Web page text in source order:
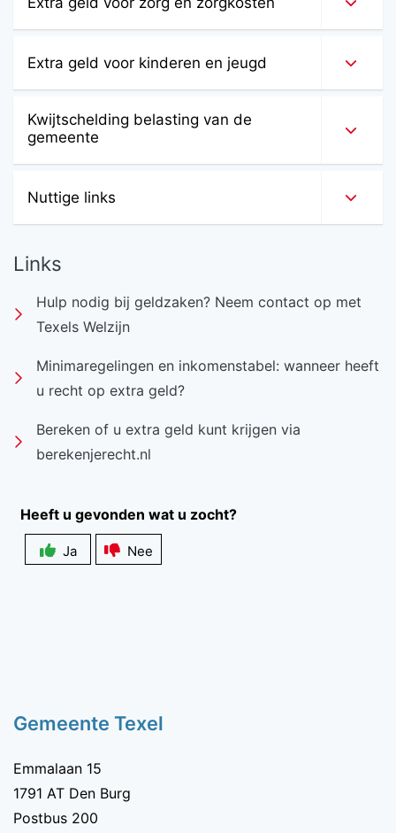
Extra geld voor kinderen en jeugd
Kwijtschelding belasting van de
gemeente
Nuttige links
Links
Hulp nodig bij geldzaken? Neem contact op met
Texels Welzijn
Minimaregelingen en inkomenstabel: wanneer heeft
u recht op extra geld?
Bereken of u extra geld kunt krijgen via
berekenjerecht.nl
Heeft u gevonden wat u zocht?
Ja Nee
Gemeente Texel
Emmalaan 15
1791 AT Den Burg
Postbus 200